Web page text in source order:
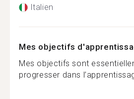
Italien
Mes objectifs
Mes objectifs sont
progresser dans